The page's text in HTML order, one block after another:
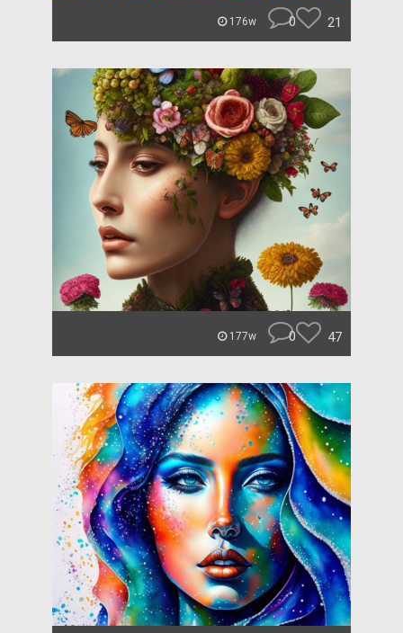
176w 0 21
177w 0 47